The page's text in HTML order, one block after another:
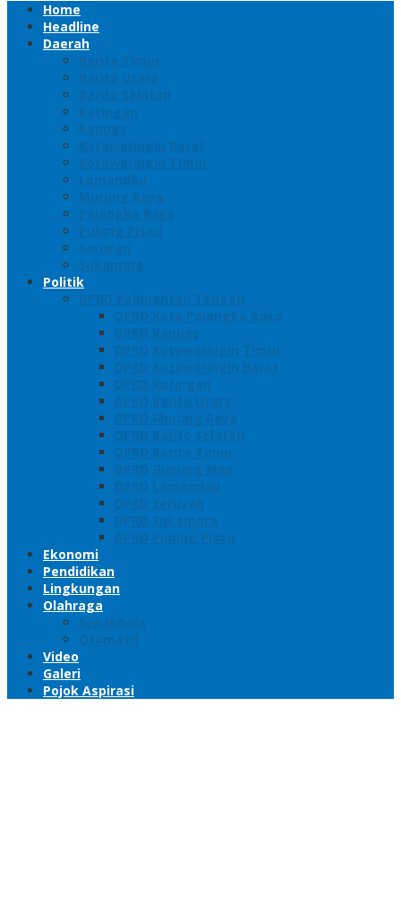
Home
Headline
Daerah
Barito Timur
Barito Utara
Barito Selatan
Katingan
Kapuas
Kotawaringin Barat
Kotawaringin Timur
Lamandau
Murung Raya
Palangka Raya
Pulang Pisau
Seruyan
Sukamara
Politik
DPRD Kalimantan Tengah
DPRD Kota Palangka Raya
DPRD Kapuas
DPRD Kotawaringin Timur
DPRD Kotawaringin Barat
DPRD Katingan
DPRD Barito Utara
DPRD Murung Raya
DPRD Barito Selatan
DPRD Barito Timur
DPRD Gunung Mas
DPRD Lamandau
DPRD Seruyan
DPRD Sukamara
DPRD Pulang Pisau
Ekonomi
Pendidikan
Lingkungan
Olahraga
Sepakbola
Otomatif
Video
Galeri
Pojok Aspirasi